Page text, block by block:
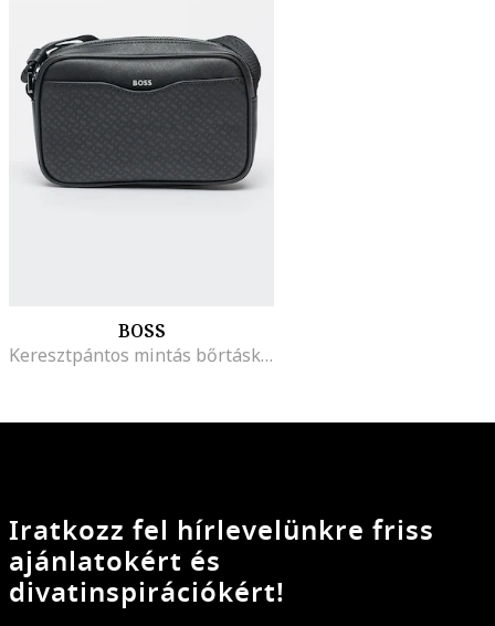
BOSS
Keresztpántos mintás bőrtáska, Fekete
Iratkozz fel hírlevelünkre friss
ajánlatokért és
divatinspirációkért!